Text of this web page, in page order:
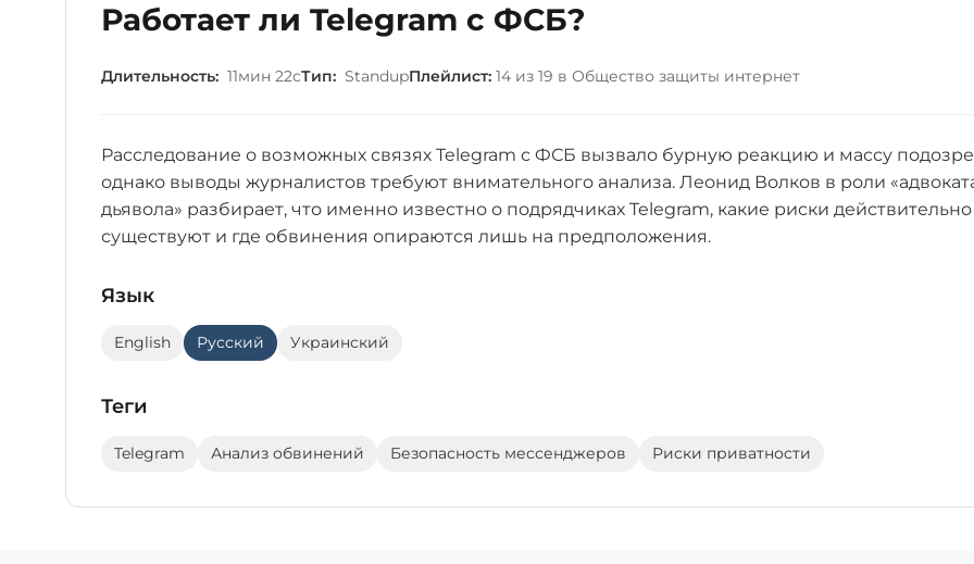
Работает ли Telegram с ФСБ?
Длительность: 11мин 22сТип: StandupПлейлист: 14 из 19 в Общество защиты интернет
Расследование о возможных связях Telegram с ФСБ вызвало бурную реакцию и массу
однако выводы журналистов требуют внимательного анализа. Леонид Волков в роли
дьявола» разбирает, что именно известно о подрядчиках Telegram, какие риски действительно
существуют и где обвинения опираются лишь на предположения.
Язык
English Русский Украинский
Теги
Telegram Анализ обвинений Безопасность мессенджеров Риски приватности